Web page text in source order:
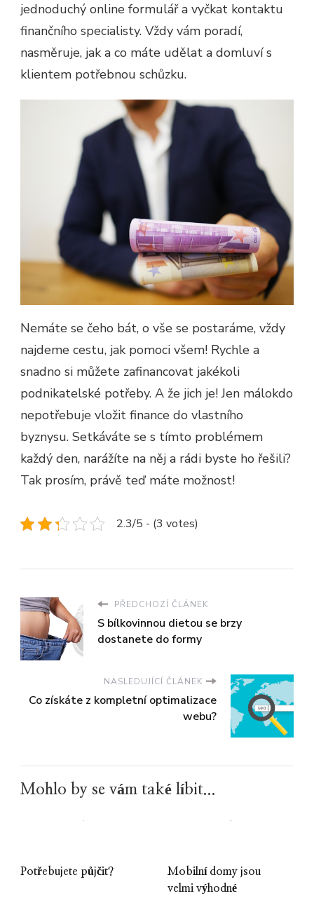
jednoduchý online formulář a vyčkat kontaktu
finančního specialisty. Vždy vám poradí,
nasměruje, jak a co máte udělat a domluví s
klientem potřebnou schůzku.
Nemáte se čeho bát, o vše se postaráme, vždy
najdeme cestu, jak pomoci všem! Rychle a
snadno si můžete zafinancovat jakékoli
podnikatelské potřeby. A že jich je! Jen málokdo
nepotřebuje vložit finance do vlastního
byznysu. Setkáváte se s tímto problémem
každý den, narážíte na něj a rádi byste ho řešili?
Tak prosím, právě teď máte možnost!
2.3/5 - (3 votes)
PŘEDCHOZÍ ČLÁNEK
S bílkovinnou dietou se brzy
dostanete do formy
NASLEDUJÍCÍ ČLÁNEK
Co získáte z kompletní optimalizace
webu?
Mohlo by se vám také líbit...
Potřebujete půjčit?
Mobilní domy jsou
velmi výhodné